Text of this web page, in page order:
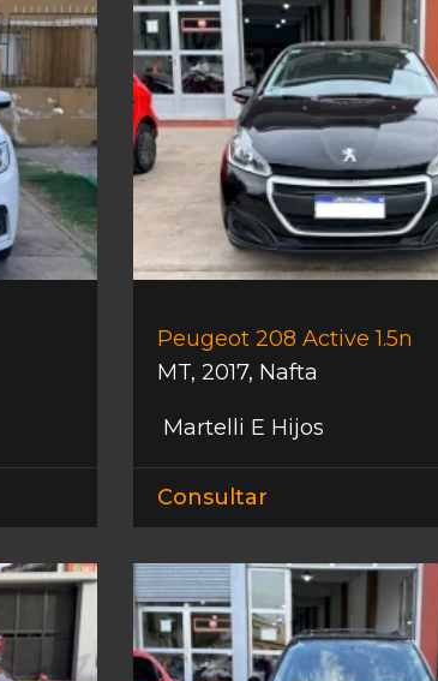
Peugeot 208 Active 1.5n
MT, 2017, Nafta
Martelli E Hijos
Consultar